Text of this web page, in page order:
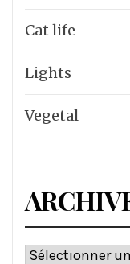
Cat life
Lights
Vegetal
Archives